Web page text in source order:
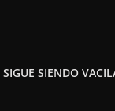
SIGUE SIENDO